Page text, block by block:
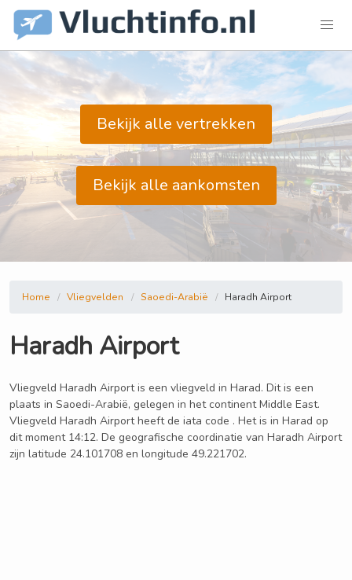
Bekijk alle vertrekken
Bekijk alle aankomsten
Home Vliegvelden Saoedi-Arabië Haradh Airport
Haradh Airport
Vliegveld Haradh Airport is een vliegveld in Harad. Dit is een
plaats in Saoedi-Arabië, gelegen in het continent Middle East.
Vliegveld Haradh Airport heeft de iata code . Het is in Harad op
dit moment 14:12. De geografische coordinatie van Haradh Airport
zijn latitude 24.101708 en longitude 49.221702.